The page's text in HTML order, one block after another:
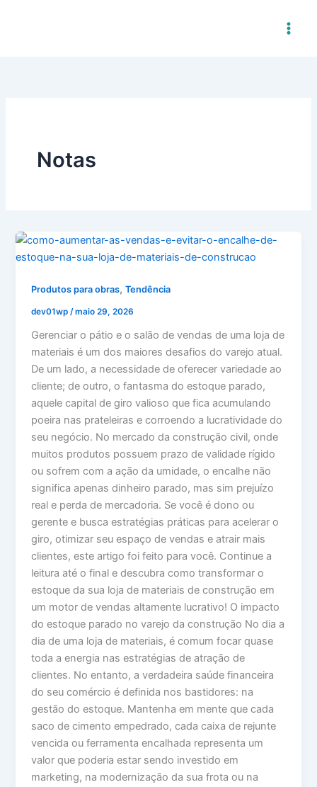
Notas
Produtos para obras,Tendência
dev01wp/maio 29, 2026
Gerenciar o pátio e o salão de vendas de uma loja de
materiais é um dos maiores desafios do varejo atual.
De um lado, a necessidade de oferecer variedade ao
cliente; de outro, o fantasma do estoque parado,
aquele capital de giro valioso que fica acumulando
poeira nas prateleiras e corroendo a lucratividade do
seu negócio. No mercado da construção civil, onde
muitos produtos possuem prazo de validade rígido
ou sofrem com a ação da umidade, o encalhe não
significa apenas dinheiro parado, mas sim prejuízo
real e perda de mercadoria. Se você é dono ou
gerente e busca estratégias práticas para acelerar o
giro, otimizar seu espaço de vendas e atrair mais
clientes, este artigo foi feito para você. Continue a
leitura até o final e descubra como transformar o
estoque da sua loja de materiais de construção em
um motor de vendas altamente lucrativo! O impacto
do estoque parado no varejo da construção No dia a
dia de uma loja de materiais, é comum focar quase
toda a energia nas estratégias de atração de
clientes. No entanto, a verdadeira saúde financeira
do seu comércio é definida nos bastidores: na
gestão do estoque. Mantenha em mente que cada
saco de cimento empedrado, cada caixa de rejunte
vencida ou ferramenta encalhada representa um
valor que poderia estar sendo investido em
marketing, na modernização da sua frota ou na